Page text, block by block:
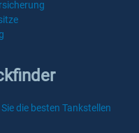
die besten Tankstellen